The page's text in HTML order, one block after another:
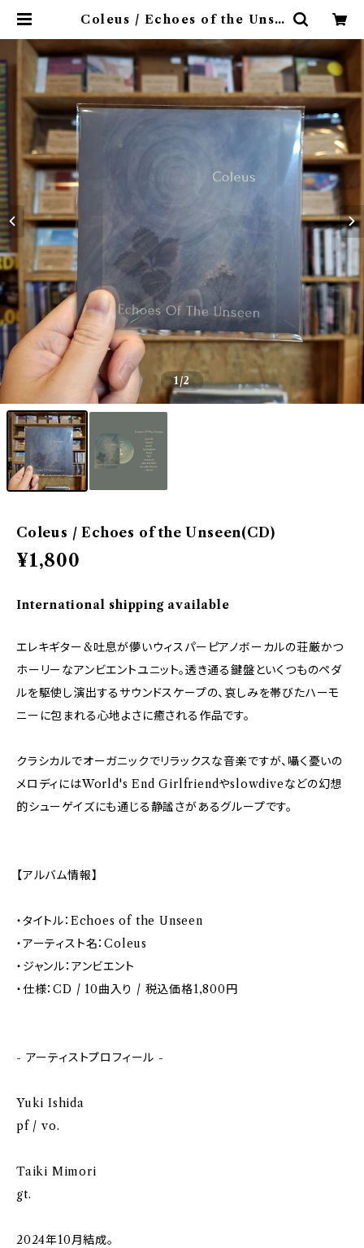
Coleus / Echoes of the Unse
1/2
Coleus / Echoes of the Unseen(CD)
¥1,800
International shipping available
エレキギター&吐息が儚いウィスパーピアノボーカルの荘厳かつ
ホーリーなアンビエントユニット。透き通る鍵盤といくつものペダ
ルを駆使し演出するサウンドスケープの、哀しみを帯びたハーモ
ニーに包まれる心地よさに癒される作品です。
クラシカルでオーガニックでリラックスな音楽ですが、囁く憂いの
メロディにはWorld's End Girlfriendやslowdiveなどの幻想
的シューゲイズにも通じる静謐さがあるグループです。
【アルバム情報】
・タイトル：Echoes of the Unseen
・アーティスト名：Coleus
・ジャンル：アンビエント
・仕様：CD / 10曲入り / 税込価格1,800円
- アーティストプロフィール -
Yuki Ishida
pf / vo.
Taiki Mimori
gt.
2024年10月結成。